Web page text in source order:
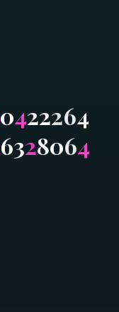
0422264
6328064